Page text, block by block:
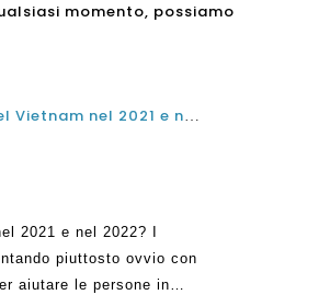
momento, possiamo
Qual è il miglior depuratore d'aria nel mercato del Vietnam nel 2021 e nel 2022?
2021 e nel 2022? I
piuttosto ovvio con
aiutare le persone in